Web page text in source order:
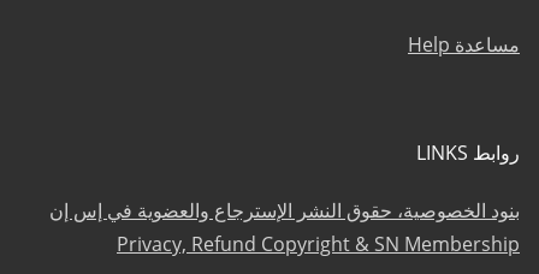
مساعدة Help
روابط LINKS
بنود الخصوصية، حقوق النشر الإسترجاع والعضوية في إس إن
Privacy, Refund Copyright & SN Membership